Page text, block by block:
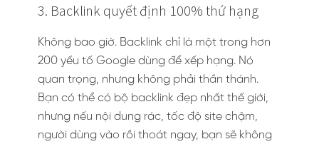
3. Backlink quyết định 100% thứ hạng
Không bao giờ. Backlink chỉ là một trong hơn
200 yếu tố Google dùng để xếp hạng. Nó
quan trọng, nhưng không phải thần thánh.
Bạn có thể có bộ backlink đẹp nhất thế giới,
nhưng nếu nội dung rác, tốc độ site chậm,
người dùng vào rồi thoát ngay, bạn sẽ không